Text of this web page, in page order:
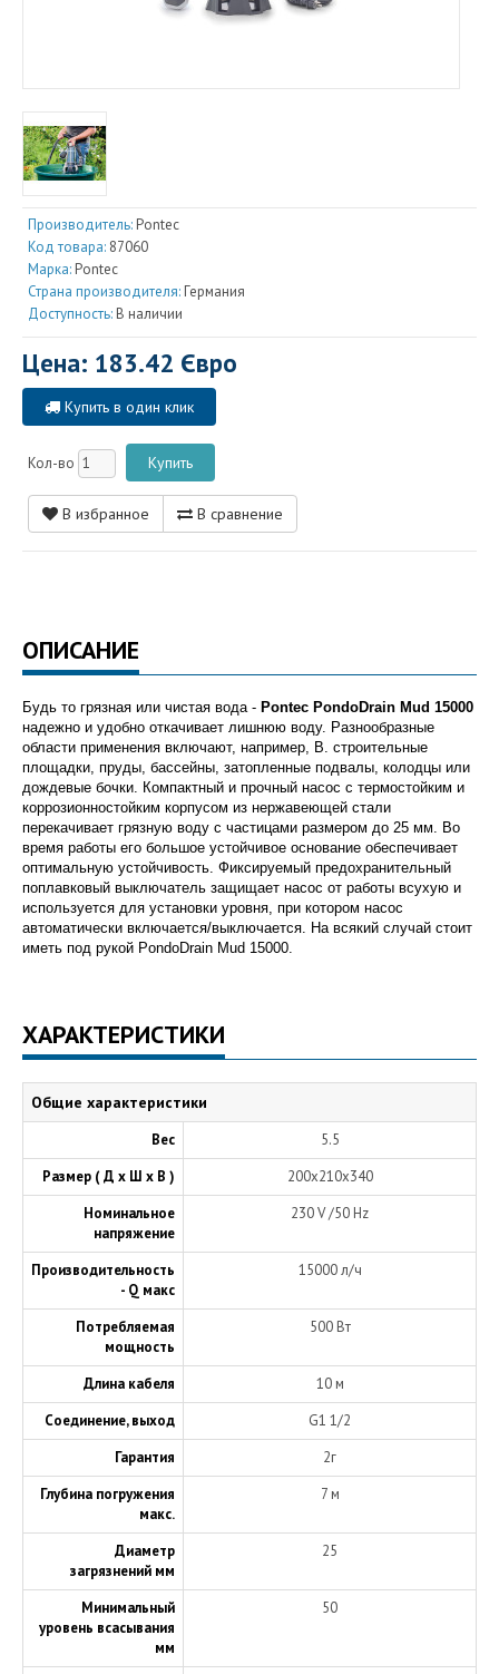
Производитель: Pontec
Код товара: 87060
Марка: Pontec
Страна производителя: Германия
Доступность: В наличии
Цена: 183.42 Євро
Купить в один клик
Кол-во
В избранное В сравнение
ОПИСАНИЕ
Будь то грязная или чистая вода - Pontec PondoDrain Mud 15000
надежно и удобно откачивает лишнюю воду. Разнообразные
области применения включают, например, B. строительные
площадки, пруды, бассейны, затопленные подвалы, колодцы или
дождевые бочки. Компактный и прочный насос с термостойким и
коррозионностойким корпусом из нержавеющей стали
перекачивает грязную воду с частицами размером до 25 мм. Во
время работы его большое устойчивое основание обеспечивает
оптимальную устойчивость. Фиксируемый предохранительный
поплавковый выключатель защищает насос от работы всухую и
используется для установки уровня, при котором насос
автоматически включается/выключается. На всякий случай стоит
иметь под рукой PondoDrain Mud 15000.
ХАРАКТЕРИСТИКИ
Общие характеристики
Вес
5.5
Размер ( Д х Ш х В )
200х210х340
Номинальное
напряжение
230 V /50 Hz
Производительность
- Q макс
15000 л/ч
Потребляемая
мощность
500 Вт
Длина кабеля
10 м
Соединение, выход
G1 1/2
Гарантия
2г
Глубина погружения
макс.
7 м
Диаметр
загрязнений мм
25
Минимальный
уровень всасывания
мм
50